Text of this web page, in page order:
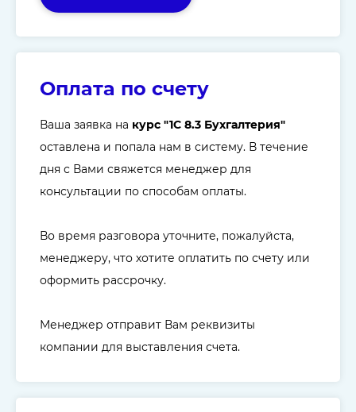
Оплата по счету
Ваша заявка на курс "1C 8.3 Бухгалтерия"
оставлена и попала нам в систему. В течение
дня с Вами свяжется менеджер для
консультации по способам оплаты.
Во время разговора уточните, пожалуйста,
менеджеру, что хотите оплатить по счету или
оформить рассрочку.
Менеджер отправит Вам реквизиты
компании для выставления счета.